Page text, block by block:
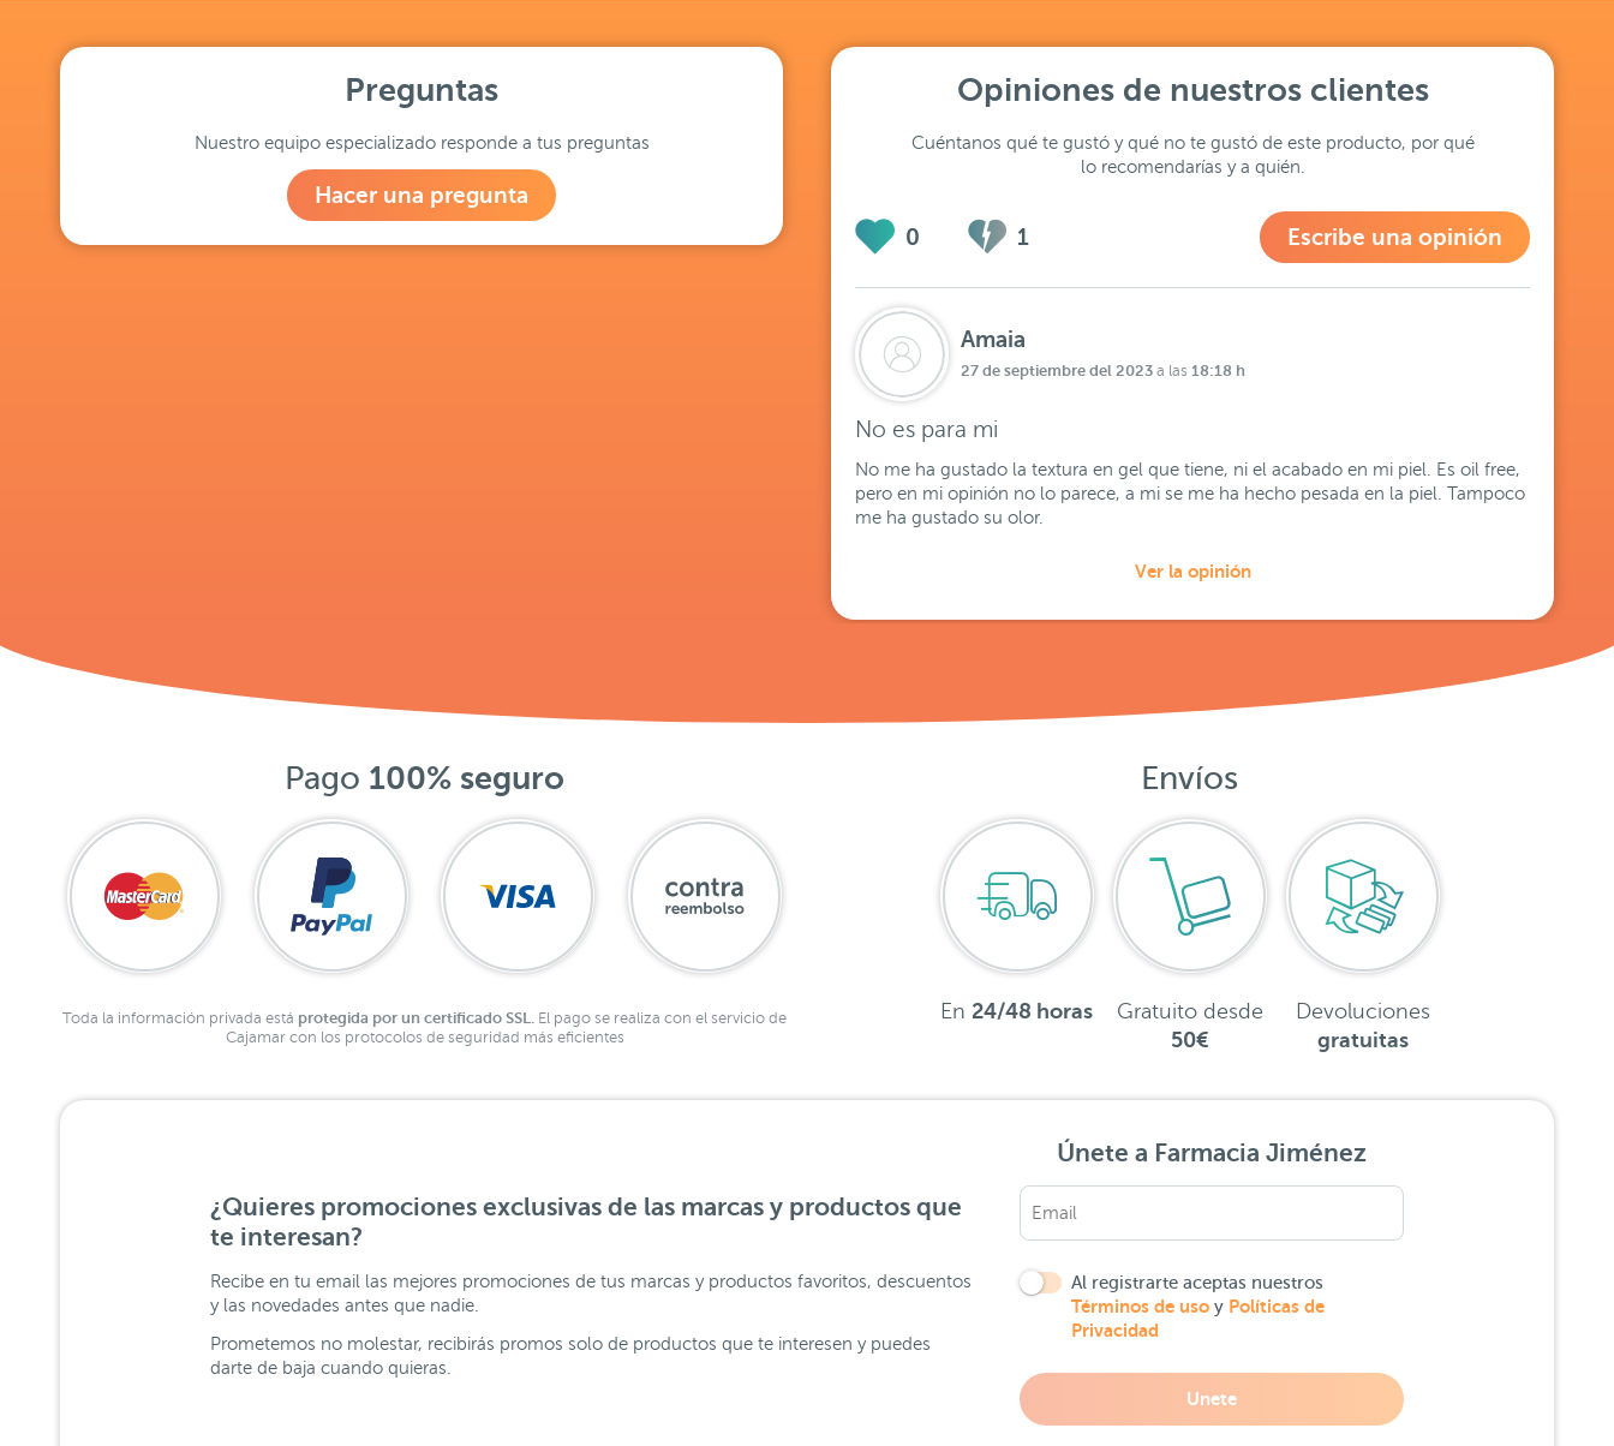
Preguntas
Nuestro equipo especializado responde a tus preguntas
Hacer una pregunta
Opiniones de nuestros clientes
Cuéntanos qué te gustó y qué no te gustó de este producto, por qué
lo recomendarías y a quién.
0 1 Escribe una opinión
Amaia
27 de septiembre del 2023 a las 18:18 h
No es para mi
No me ha gustado la textura en gel que tiene, ni el acabado en mi piel. Es oil free,
pero en mi opinión no lo parece, a mi se me ha hecho pesada en la piel. Tampoco
me ha gustado su olor.
Ver la opinión
Pago 100% seguro
Toda la información privada está protegida por un certificado SSL.
El pago se realiza con el servicio de
Cajamar con los protocolos de seguridad más eficientes
Envíos
En 24/48 horas
Gratuito desde
50€
Devoluciones
gratuitas
¿Quieres promociones exclusivas de las marcas y productos que
te interesan?
Recibe en tu email las mejores promociones de tus marcas y productos favoritos, descuentos
y las novedades antes que nadie.
Prometemos no molestar, recibirás promos solo de productos que te interesen y puedes
darte de baja cuando quieras.
Únete a Farmacia Jiménez
Al registrarte aceptas nuestros
Términos de uso y Políticas de
Privacidad
Unete